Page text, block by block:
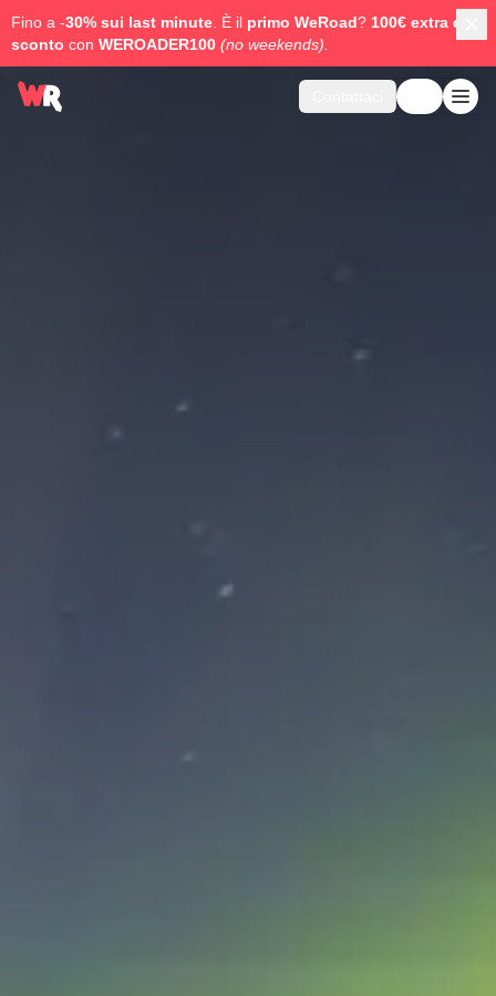
Fino a -30% sui last minute . È il primo WeRoad? 100€ extra di
sconto con WEROADER100 (no weekends).